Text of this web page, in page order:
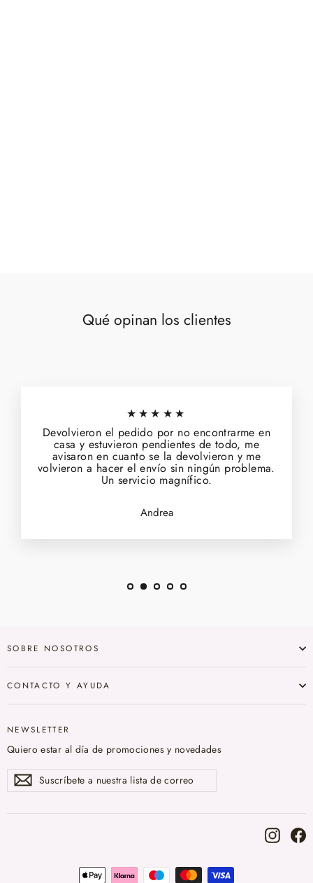
Qué opinan los clientes
★★★★★
Devolvieron el pedido por no encontrarme en
casa y estuvieron pendientes de todo, me
avisaron en cuanto se la devolvieron y me
volvieron a hacer el envío sin ningún problema.
Un servicio magnífico.
Andrea
SOBRE NOSOTROS
CONTACTO Y AYUDA
NEWSLETTER
Quiero estar al día de promociones y novedades
Suscríbete
nuestra
Suscribir